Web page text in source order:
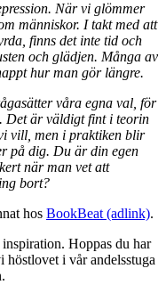
När vi glömmer
människor. I takt med att
finns det inte tid och
och glädjen. Många av
hur man gör längre.
våra egna val, för
Det är väldigt fint i teorin
vill, men i praktiken blir
på dig. Du är din egen
när man vet att
bort?
hos BookBeat (adlink).
Hoppas du har
i vår andelsstuga